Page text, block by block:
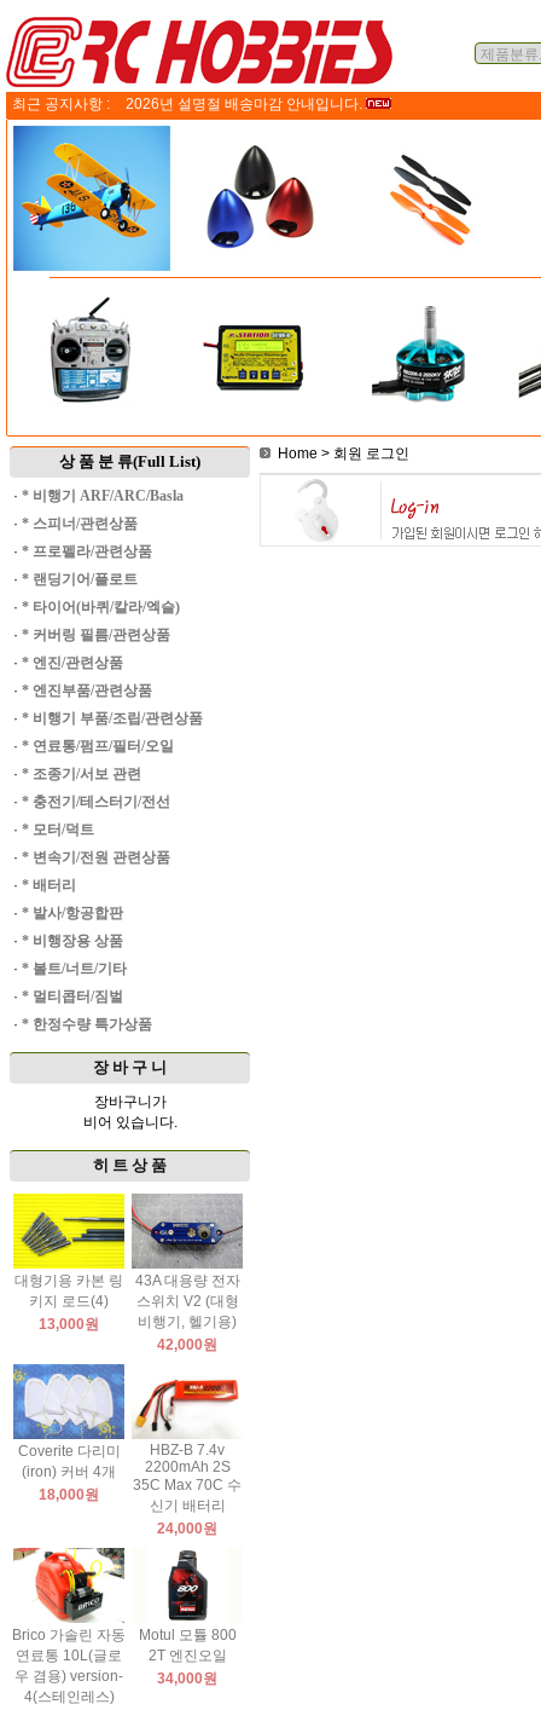
최근 공지사항 : 2026년 설명절 배송마감 안내입니다.
상 품 분 류(Full List)
· * 비행기 ARF/ARC/Basla
· * 스피너/관련상품
· * 프로펠라/관련상품
· * 랜딩기어/플로트
· * 타이어(바퀴/칼라/엑슬)
· * 커버링 필름/관련상품
· * 엔진/관련상품
· * 엔진부품/관련상품
· * 비행기 부품/조립/관련상품
· * 연료통/펌프/필터/오일
· * 조종기/서보 관련
· * 충전기/테스터기/전선
· * 모터/덕트
· * 변속기/전원 관련상품
· * 배터리
· * 발사/항공합판
· * 비행장용 상품
· * 볼트/너트/기타
· * 멀티콥터/짐벌
· * 한정수량 특가상품
장 바 구 니
장바구니가
비어 있습니다.
히 트 상 품
대형기용 카본 링
키지 로드(4)
13,000원
43A 대용량 전자
스위치 V2 (대형
비행기, 헬기용)
42,000원
Coverite 다리미
(iron) 커버 4개
18,000원
HBZ-B 7.4v
2200mAh 2S
35C Max 70C 수
신기 배터리
24,000원
Brico 가솔린 자동
연료통 10L(글로
우 겸용) version-
4(스테인레스)
Motul 모튤 800
2T 엔진오일
34,000원
Home > 회원 로그인